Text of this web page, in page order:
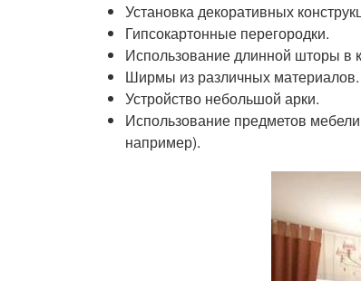
Установка декоративных
Гипсокартонные перегородки.
Использование длинной шторы в
Ширмы из различных материалов.
Устройство небольшой арки.
Использование предметов
например).